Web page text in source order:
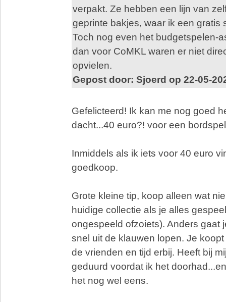
verpakt. Ze hebben een lijn van
geprinte bakjes, waar ik een gratis
Toch nog even het budgetspelen-
dan voor CoMKL waren er niet
opvielen.
Gepost door: Sjoerd op 22-05-
Gefelicteerd! Ik kan me nog goed
dacht...40 euro?! voor een
Inmiddels als ik iets voor 40 euro
goedkoop.
Grote kleine tip, koop alleen wat
huidige collectie als je alles
ongespeeld ofzoiets). Anders gaat
snel uit de klauwen lopen. Je
de vrienden en tijd erbij. Heeft bij
geduurd voordat ik het
het nog wel eens.